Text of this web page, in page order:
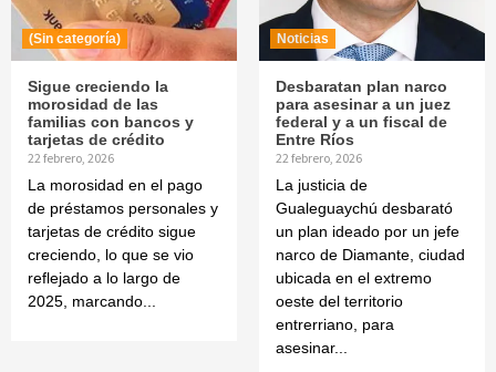
(Sin categoría)
Sigue creciendo la
morosidad de las
familias con bancos y
tarjetas de crédito
22 febrero, 2026
La morosidad en el pago
de préstamos personales y
tarjetas de crédito sigue
creciendo, lo que se vio
reflejado a lo largo de
2025, marcando...
Noticias
Desbaratan plan narco
para asesinar a un juez
federal y a un fiscal de
Entre Ríos
22 febrero, 2026
La justicia de
Gualeguaychú desbarató
un plan ideado por un jefe
narco de Diamante, ciudad
ubicada en el extremo
oeste del territorio
entrerriano, para
asesinar...